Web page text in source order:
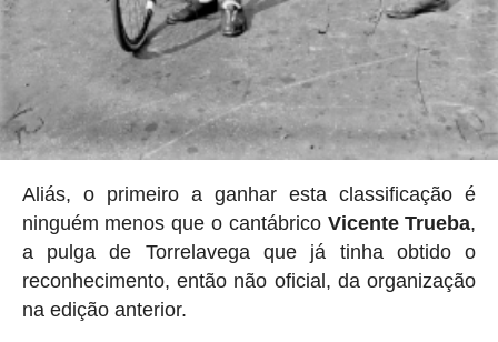
Aliás, o primeiro a ganhar esta classificação é
ninguém menos que o cantábrico Vicente Trueba,
a pulga de Torrelavega que já tinha obtido o
reconhecimento, então não oficial, da organização
na edição anterior.